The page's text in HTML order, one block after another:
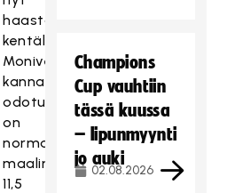
haastajana
kentälle.
Monivedon
kannalta
odotuksissa
on
normaali
maalimäärä
11,5
Champions
Cup vauhtiin
tässä kuussa
– lipunmyynti
jo auki
02.08.2026